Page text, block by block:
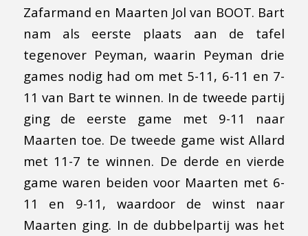
Zafarmand en Maarten Jol van BOOT. Bart
nam als eerste plaats aan de tafel
tegenover Peyman, waarin Peyman drie
games nodig had om met 5-11, 6-11 en 7-
11 van Bart te winnen. In de tweede partij
ging de eerste game met 9-11 naar
Maarten toe. De tweede game wist Allard
met 11-7 te winnen. De derde en vierde
game waren beiden voor Maarten met 6-
11 en 9-11, waardoor de winst naar
Maarten ging. In de dubbelpartij was het